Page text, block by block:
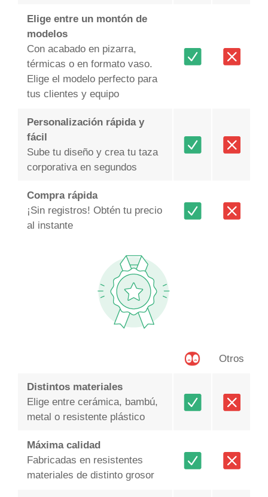
Elige entre un montón de
modelos
Con acabado en pizarra,
térmicas o en formato vaso.
Elige el modelo perfecto para
tus clientes y equipo
Personalización rápida y
fácil
Sube tu diseño y crea tu taza
corporativa en segundos
Compra rápida
¡Sin registros! Obtén tu precio
al instante
Otros
Distintos materiales
Elige entre cerámica, bambú,
metal o resistente plástico
Máxima calidad
Fabricadas en resistentes
materiales de distinto grosor